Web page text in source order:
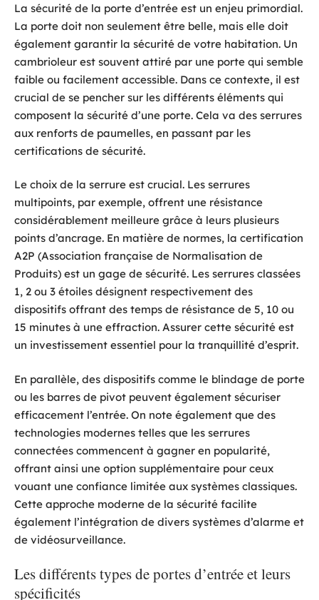
La sécurité de la porte d’entrée est un enjeu primordial.
La porte doit non seulement être belle, mais elle doit
également garantir la sécurité de votre habitation. Un
cambrioleur est souvent attiré par une porte qui semble
faible ou facilement accessible. Dans ce contexte, il est
crucial de se pencher sur les différents éléments qui
composent la sécurité d’une porte. Cela va des serrures
aux renforts de paumelles, en passant par les
certifications de sécurité.
Le choix de la serrure est crucial. Les serrures
multipoints, par exemple, offrent une résistance
considérablement meilleure grâce à leurs plusieurs
points d’ancrage. En matière de normes, la certification
A2P (Association française de Normalisation de
Produits) est un gage de sécurité. Les serrures classées
1, 2 ou 3 étoiles désignent respectivement des
dispositifs offrant des temps de résistance de 5, 10 ou
15 minutes à une effraction. Assurer cette sécurité est
un investissement essentiel pour la tranquillité d’esprit.
En parallèle, des dispositifs comme le blindage de porte
ou les barres de pivot peuvent également sécuriser
efficacement l’entrée. On note également que des
technologies modernes telles que les serrures
connectées commencent à gagner en popularité,
offrant ainsi une option supplémentaire pour ceux
vouant une confiance limitée aux systèmes classiques.
Cette approche moderne de la sécurité facilite
également l’intégration de divers systèmes d’alarme et
de vidéosurveillance.
Les différents types de portes d’entrée et leurs
spécificités